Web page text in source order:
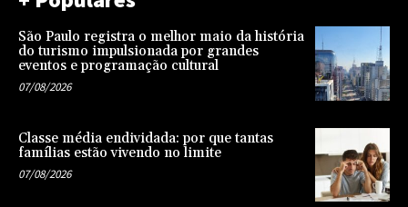
São Paulo registra o melhor maio da história
do turismo impulsionada por grandes
eventos e programação cultural
07/08/2026
Classe média endividada: por que tantas
famílias estão vivendo no limite
07/08/2026